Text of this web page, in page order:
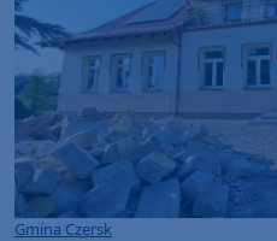
Gmina Czersk